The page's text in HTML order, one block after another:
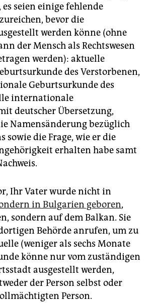
seien einige fehlende
bevor die
werden könne (ohne
der Mensch als Rechtswesen
werden): aktuelle
des Verstorbenen,
Geburtsurkunde des
internationale
deutscher Übersetzung,
Namensänderung bezüglich
sowie die Frage, wie er die
erhalten habe samt
Ihr Vater wurde nicht in
in Bulgarien geboren,
sondern auf dem Balkan. Sie
Behörde anrufen, um zu
(weniger als sechs Monate
könne nur vom zuständigen
ausgestellt werden,
der Person selbst oder
Person.